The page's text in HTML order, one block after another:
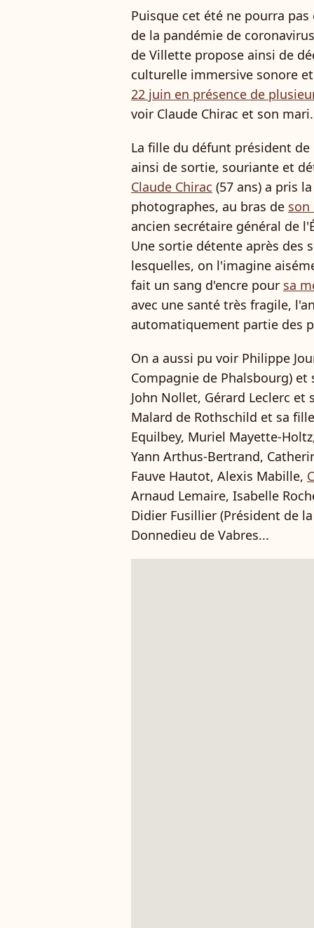
Puisque cet été ne pourra
de la pandémie de
de Villette propose ainsi de
culturelle immersive sonore
22 juin en présence de
voir Claude Chirac et son mari.
La fille du défunt président de
ainsi de sortie, souriante et
Claude Chirac (57 ans) a pris
photographes, au bras de son
ancien secrétaire général de
Une sortie détente après des
lesquelles, on l'imagine
fait un sang d'encre pour sa
avec une santé très fragile,
automatiquement partie des
On a aussi pu voir Philippe
Compagnie de Phalsbourg)
John Nollet, Gérard Leclerc et
Malard de Rothschild et sa
Equilbey, Muriel Mayette-
Yann Arthus-Bertrand,
Fauve Hautot, Alexis Mabille,
Arnaud Lemaire, Isabelle
Didier Fusillier (Président de
Donnedieu de Vabres...